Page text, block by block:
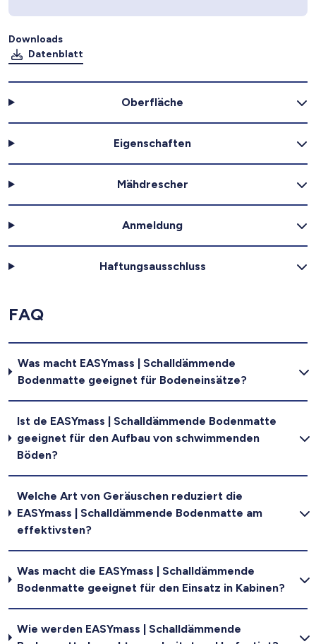
Downloads
Datenblatt
Oberfläche
Eigenschaften
Mähdrescher
Anmeldung
Haftungsausschluss
FAQ
Was macht EASYmass | Schalldämmende
Bodenmatte geeignet für Bodeneinsätze?
Ist de EASYmass | Schalldämmende Bodenmatte
geeignet für den Aufbau von schwimmenden
Böden?
Welche Art von Geräuschen reduziert die
EASYmass | Schalldämmende Bodenmatte am
effektivsten?
Was macht die EASYmass | Schalldämmende
Bodenmatte geeignet für den Einsatz in Kabinen?
Wie werden EASYmass | Schalldämmende